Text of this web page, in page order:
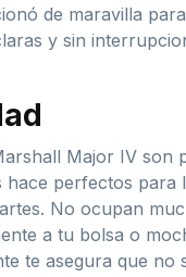
de maravilla
y sin
Major IV son
hace perfectos para
No ocupan
a tu bolsa o
te asegura que no